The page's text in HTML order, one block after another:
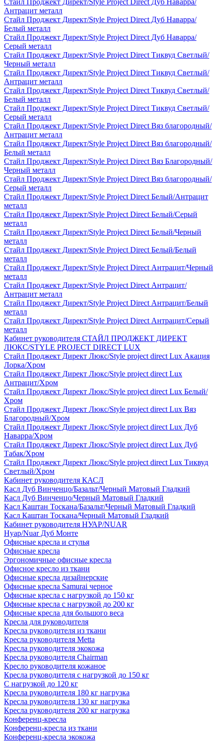
Стайл Проджект Директ/Style Project Direct Дуб Наварра/
Антрацит металл
Стайл Проджект Директ/Style Project Direct Дуб Наварра/
Белый металл
Стайл Проджект Директ/Style Project Direct Дуб Наварра/
Серый металл
Стайл Проджект Директ/Style Project Direct Тиквуд Светлый/
Черный металл
Стайл Проджект Директ/Style Project Direct Тиквуд Светлый/
Антрацит металл
Стайл Проджект Директ/Style Project Direct Тиквуд Светлый/
Белый металл
Стайл Проджект Директ/Style Project Direct Тиквуд Светлый/
Серый металл
Стайл Проджект Директ/Style Project Direct Вяз благородный/
Антрацит металл
Стайл Проджект Директ/Style Project Direct Вяз благородный/
Белый металл
Стайл Проджект Директ/Style Project Direct Вяз Благородный/
Черный металл
Стайл Проджект Директ/Style Project Direct Вяз благородный/
Серый металл
Стайл Проджект Директ/Style Project Direct Белый/Антрацит
металл
Стайл Проджект Директ/Style Project Direct Белый/Серый
металл
Стайл Проджект Директ/Style Project Direct Белый/Черный
металл
Стайл Проджект Директ/Style Project Direct Белый/Белый
металл
Стайл Проджект Директ/Style Project Direct Антрацит/Черный
металл
Стайл Проджект Директ/Style Project Direct Антрацит/
Антрацит металл
Стайл Проджект Директ/Style Project Direct Антрацит/Белый
металл
Стайл Проджект Директ/Style Project Direct Антрацит/Серый
металл
Кабинет руководителя СТАЙЛ ПРОДЖЕКТ ДИРЕКТ
ЛЮКС/STYLE PROJECT DIRECT LUX
Стайл Проджект Директ Люкс/Style project direct Lux Акация
Лорка/Хром
Стайл Проджект Директ Люкс/Style project direct Lux
Антрацит/Хром
Стайл Проджект Директ Люкс/Style project direct Lux Белый/
Хром
Стайл Проджект Директ Люкс/Style project direct Lux Вяз
Благородный/Хром
Стайл Проджект Директ Люкс/Style project direct Lux Дуб
Наварра/Хром
Стайл Проджект Директ Люкс/Style project direct Lux Дуб
Табак/Хром
Стайл Проджект Директ Люкс/Style project direct Lux Тиквуд
Светлый/Хром
Кабинет руководителя КАСЛ
Касл Дуб Винченцо/Базальт/Черный Матовый Гладкий
Касл Дуб Винченцо/Черный Матовый Гладкий
Касл Каштан Тоскана/Базальт/Черный Матовый Гладкий
Касл Каштан Тоскана/Черный Матовый Гладкий
Кабинет руководителя НУАР/NUAR
Нуар/Nuar Дуб Монте
Офисные кресла и стулья
Офисные кресла
Эргономичные офисные кресла
Офисное кресло из ткани
Офисные кресла дизайнерские
Офисные кресла Samurai черное
Офисные кресла с нагрузкой до 150 кг
Офисные кресла с нагрузкой до 200 кг
Офисные кресла для большого веса
Кресла для руководителя
Кресла руководителя из ткани
Кресла руководителя Metta
Кресла руководителя экокожа
Кресла руководителя Chairman
Кресло руководителя кожаное
Кресла руководителя с нагрузкой до 150 кг
С нагрузкой до 120 кг
Кресла руководителя 180 кг нагрузка
Кресла руководителя 130 кг нагрузка
Кресла руководителя 200 кг нагрузка
Конференц-кресла
Конференц-кресла из ткани
Конференц-кресла экокожа